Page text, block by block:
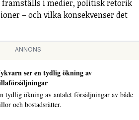
framställs i medier, politisk retorik
– och vilka konsekvenser det
ANNONS
ser en tydlig ökning av
tydlig ökning av antalet försäljningar av både
och bostadsrätter.